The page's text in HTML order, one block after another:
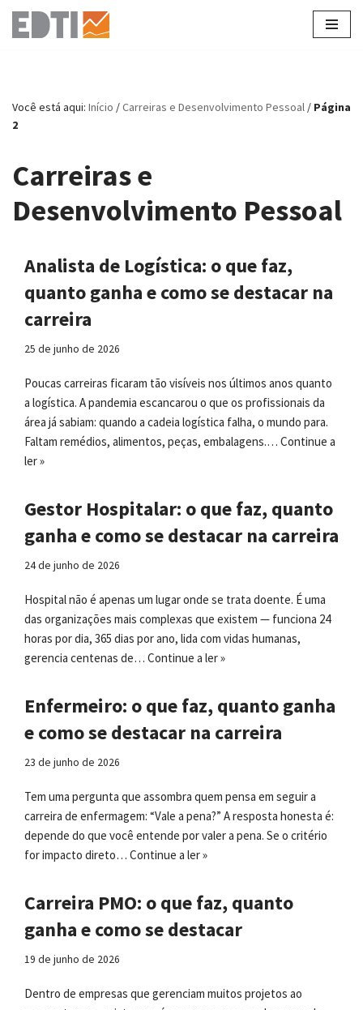
Pular
conteúdo
Você está aqui: Início /Carreiras e Desenvolvimento Pessoal / Página
2
Carreiras e
Desenvolvimento Pessoal
Analista de Logística: o que faz,
quanto ganha e como se destacar na
carreira
25 de junho de 2026
Poucas carreiras ficaram tão visíveis nos últimos anos quanto
a logística. A pandemia escancarou o que os profissionais da
área já sabiam: quando a cadeia logística falha, o mundo para.
Faltam remédios, alimentos, peças, embalagens.… Continue a
ler »
Gestor Hospitalar: o que faz, quanto
ganha e como se destacar na carreira
24 de junho de 2026
Hospital não é apenas um lugar onde se trata doente. É uma
das organizações mais complexas que existem — funciona 24
horas por dia, 365 dias por ano, lida com vidas humanas,
gerencia centenas de… Continue a ler »
Enfermeiro: o que faz, quanto ganha
e como se destacar na carreira
23 de junho de 2026
Tem uma pergunta que assombra quem pensa em seguir a
carreira de enfermagem: “Vale a pena?” A resposta honesta é:
depende do que você entende por valer a pena. Se o critério
for impacto direto… Continue a ler »
Carreira PMO: o que faz, quanto
ganha e como se destacar
19 de junho de 2026
Dentro de empresas que gerenciam muitos projetos ao